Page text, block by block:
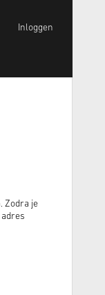
Inloggen
Zodra je